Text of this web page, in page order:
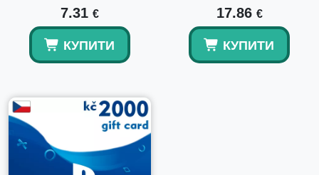
7.31 €
КУПИТИ
17.86 €
КУПИТИ